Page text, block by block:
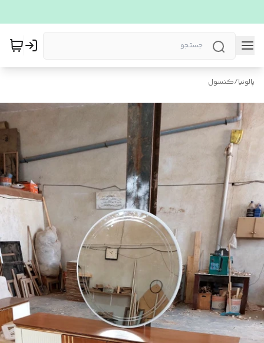
پالونیا/کنسول